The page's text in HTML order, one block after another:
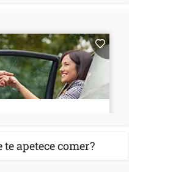
te apetece comer?